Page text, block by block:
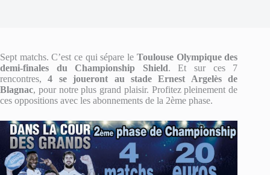
Sept matchs. C’est ce qui sépare le Toulouse Olympique des
demi-finales du Championship Shield. Et sur ces 7
rencontres,4 se joueront au stade Ernest Argelès de
Blagnac, pour notre plus grand plaisir. Profitez pleinement de
ces oppositions avec les abonnements de la 2ème phase.